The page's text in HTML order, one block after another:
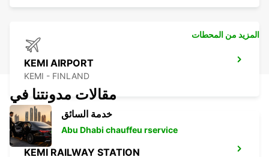
KEMI AIRPORT
KEMI - FINLAND
KEMI RAILWAY STATION
المزيد من المحطات
مقالات مدونتنا في
خدمة السائق
Abu Dhabi chauffeu rservice